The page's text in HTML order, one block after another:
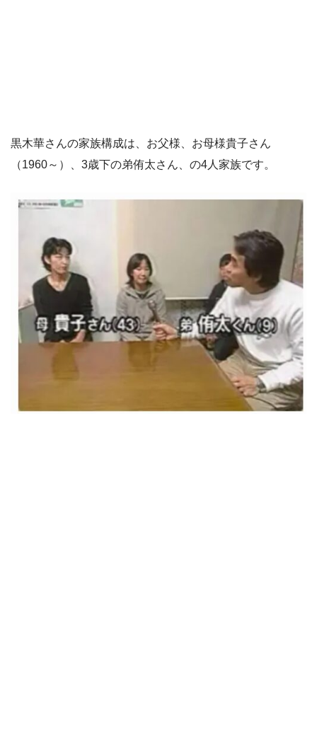
黒木華さんの家族構成は、お父様、お母様貴子さん
（1960～）、3歳下の弟侑太さん、の4人家族です。